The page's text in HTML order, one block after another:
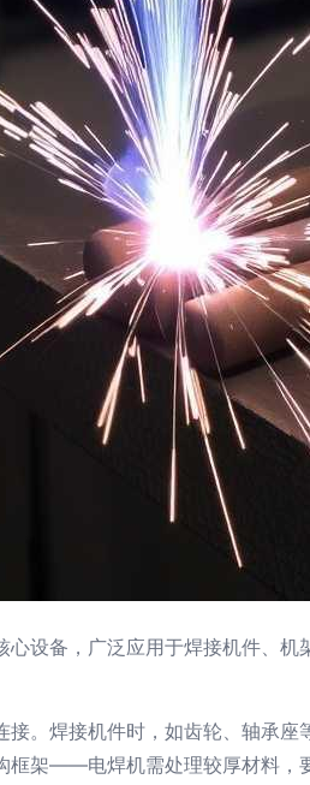
设备，广泛应用于焊接机件、
。焊接机件时，如齿轮、轴承
架——电焊机需处理较厚材料，